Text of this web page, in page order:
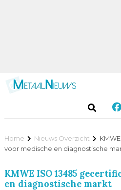
Home Nieuws Overzicht
voor medische en diagnostische
KMWE ISO 13485
en diagnostische markt